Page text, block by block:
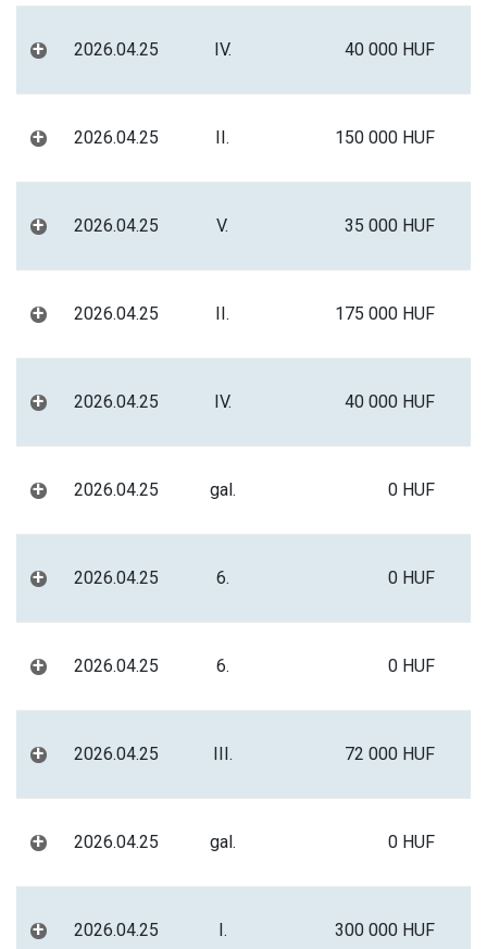
+ 2026.04.25 IV. 40 000 HUF
+ 2026.04.25 II. 150 000 HUF
+ 2026.04.25 V. 35 000 HUF
+ 2026.04.25 II. 175 000 HUF
+ 2026.04.25 IV. 40 000 HUF
+ 2026.04.25 gal. 0 HUF
+ 2026.04.25 6. 0 HUF
+ 2026.04.25 6. 0 HUF
+ 2026.04.25 III. 72 000 HUF
+ 2026.04.25 gal. 0 HUF
+ 2026.04.25 I. 300 000 HUF